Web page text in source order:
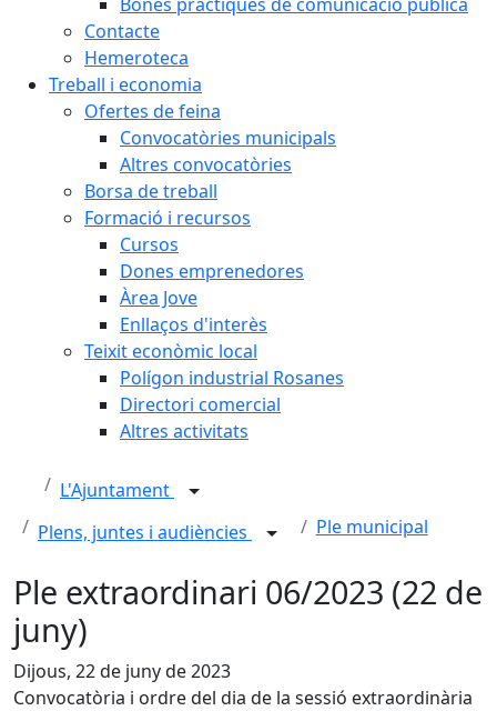
Contacte
Hemeroteca
Treball i economia
Ofertes de feina
Convocatòries municipals
Altres convocatòries
Borsa de treball
Formació i recursos
Cursos
Dones emprenedores
Àrea Jove
Enllaços d'interès
Teixit econòmic local
Polígon industrial Rosanes
Directori comercial
Altres activitats
L'Ajuntament
Plens, juntes i audiències
Ple municipal
Ple extraordinari 06/2023 (22 de
juny)
Dijous, 22 de juny de 2023
Convocatòria i ordre del dia de la sessió extraordinària